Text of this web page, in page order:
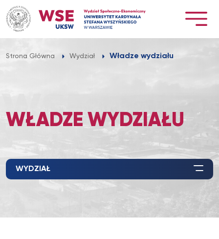
Przejdź
do
treści
Strona Główna Wydział Władze wydziału
WŁADZE WYDZIAŁU
WYDZIAŁ